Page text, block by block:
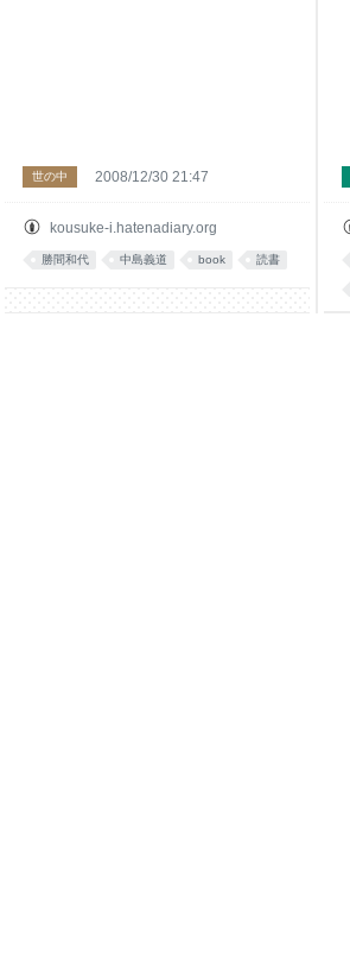
kousuke-i.hatenadiary.org
世の中 2008/12/30 21:47
勝間和代 中島義道 book 読書